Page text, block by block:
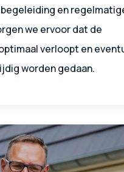
en
we ervoor dat de
verloopt en
worden gedaan.